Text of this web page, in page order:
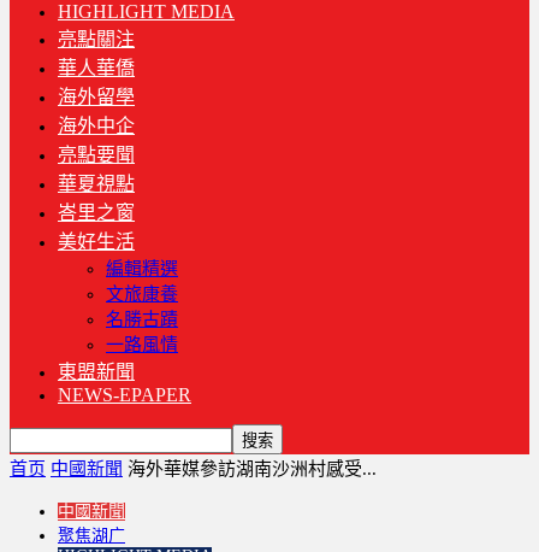
HIGHLIGHT MEDIA
亮點關注
華人華僑
海外留學
海外中企
亮點要聞
華夏視點
峇里之窗
美好生活
編輯精選
文旅康養
名勝古蹟
一路風情
東盟新聞
NEWS-EPAPER
首页 中國新聞 海外華媒參訪湖南沙洲村感受...
中國新聞
聚焦湖广